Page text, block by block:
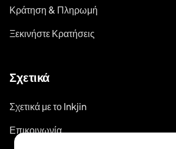
Κράτηση & Πληρωμή
Ξεκινήστε Κρατήσεις
Σχετικά
Σχετικά με το Inkjin
Επικοινωνία